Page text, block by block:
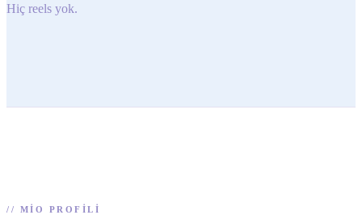
Hiç reels yok.
// MIO PROFILI